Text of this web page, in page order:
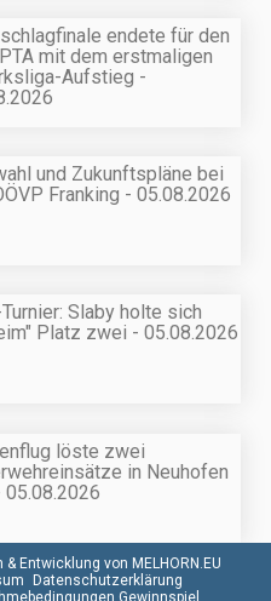
endete für den
mit dem erstmaligen
Aufstieg -
und Zukunftspläne bei
Franking - 05.08.2026
Slaby holte sich
Platz zwei - 05.08.2026
löste zwei
in Neuhofen
05.08.2026
& Entwicklung von MELHORN.EU
Datenschutzerklärung
Gewinnspiel